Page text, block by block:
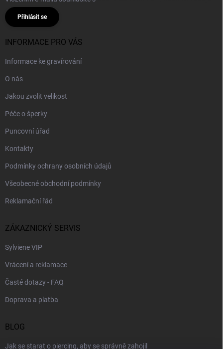
Přihlásit se
INFORMACE PRO VÁS
Informace ke gravírování
O nás
Jakou zvolit velikost
Péče o šperky
Puncovní úřad
Kontakty
Podmínky ochrany osobních údajů
Všeobecné obchodní podmínky
Reklamační řád
ZÁKAZNICKÝ SERVIS
Sylviene VIP
Vrácení a reklamace
Časté dotazy - FAQ
Doprava a platba
BLOG
Jak se starat o piercing, aby se správně zahojil